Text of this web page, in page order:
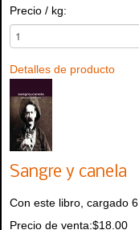
Precio / kg:
Detalles de producto
Sangre y canela
Con este libro, cargado
Precio de venta:$18.00